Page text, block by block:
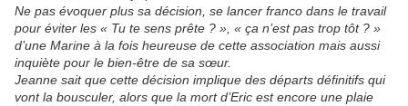
Ne pas évoquer plus sa décision, se lancer franco dans le travail
pour éviter les « Tu te sens prête ? », « ça n’est pas trop tôt ? »
d’une Marine à la fois heureuse de cette association mais aussi
inquiète pour le bien-être de sa sœur.
Jeanne sait que cette décision implique des départs définitifs qui
vont la bousculer, alors que la mort d’Eric est encore une plaie